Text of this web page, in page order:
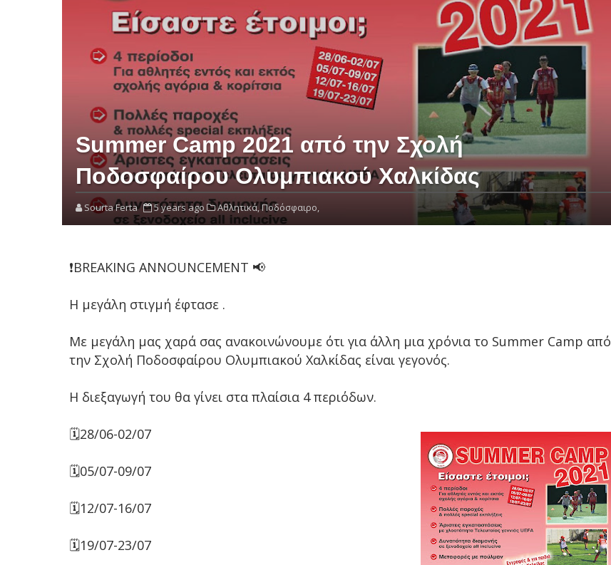
Summer Camp 2021 από την Σχολή
Ποδοσφαίρου Ολυμπιακού Χαλκίδας
Sourta Ferta 5 years ago Αθλητικά,Ποδόσφαιρο,
❗️BREAKING ANNOUNCEMENT 📢
Η μεγάλη στιγμή έφτασε .
Με μεγάλη μας χαρά σας ανακοινώνουμε ότι για άλλη μια χρόνια το Summer Camp από
την Σχολή Ποδοσφαίρου Ολυμπιακού Χαλκίδας είναι γεγονός.
Η διεξαγωγή του θα γίνει στα πλαίσια 4 περιόδων.
🗓28/06-02/07
🗓05/07-09/07
🗓12/07-16/07
🗓19/07-23/07